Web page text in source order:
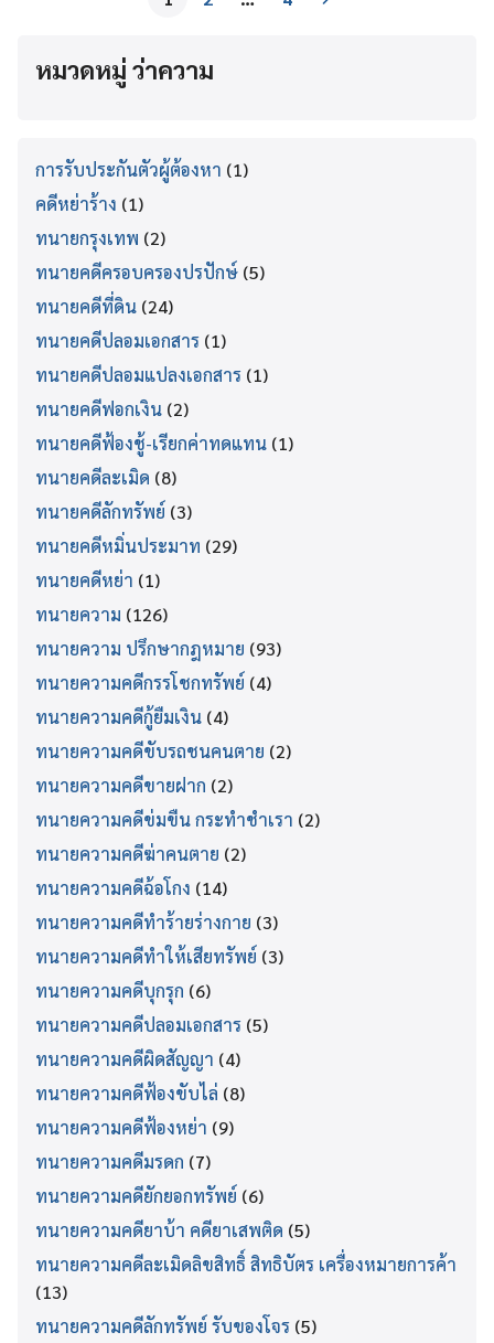
หมวดหมู่ ว่าความ
การรับประกันตัวผู้ต้องหา (1)
คดีหย่าร้าง (1)
ทนายกรุงเทพ (2)
ทนายคดีครอบครองปรปักษ์ (5)
ทนายคดีที่ดิน (24)
ทนายคดีปลอมเอกสาร (1)
ทนายคดีปลอมแปลงเอกสาร (1)
ทนายคดีฟอกเงิน (2)
ทนายคดีฟ้องชู้-เรียกค่าทดแทน (1)
ทนายคดีละเมิด (8)
ทนายคดีลักทรัพย์ (3)
ทนายคดีหมิ่นประมาท (29)
ทนายคดีหย่า (1)
ทนายความ (126)
ทนายความ ปรึกษากฎหมาย (93)
ทนายความคดีกรรโชกทรัพย์ (4)
ทนายความคดีกู้ยืมเงิน (4)
ทนายความคดีขับรถชนคนตาย (2)
ทนายความคดีขายฝาก (2)
ทนายความคดีข่มขืน กระทำชำเรา (2)
ทนายความคดีฆ่าคนตาย (2)
ทนายความคดีฉ้อโกง (14)
ทนายความคดีทำร้ายร่างกาย (3)
ทนายความคดีทำให้เสียทรัพย์ (3)
ทนายความคดีบุกรุก (6)
ทนายความคดีปลอมเอกสาร (5)
ทนายความคดีผิดสัญญา (4)
ทนายความคดีฟ้องขับไล่ (8)
ทนายความคดีฟ้องหย่า (9)
ทนายความคดีมรดก (7)
ทนายความคดียักยอกทรัพย์ (6)
ทนายความคดียาบ้า คดียาเสพติด (5)
ทนายความคดีละเมิดลิขสิทธิ์ สิทธิบัตร เครื่องหมายการค้า
(13)
ทนายความคดีลักทรัพย์ รับของโจร (5)